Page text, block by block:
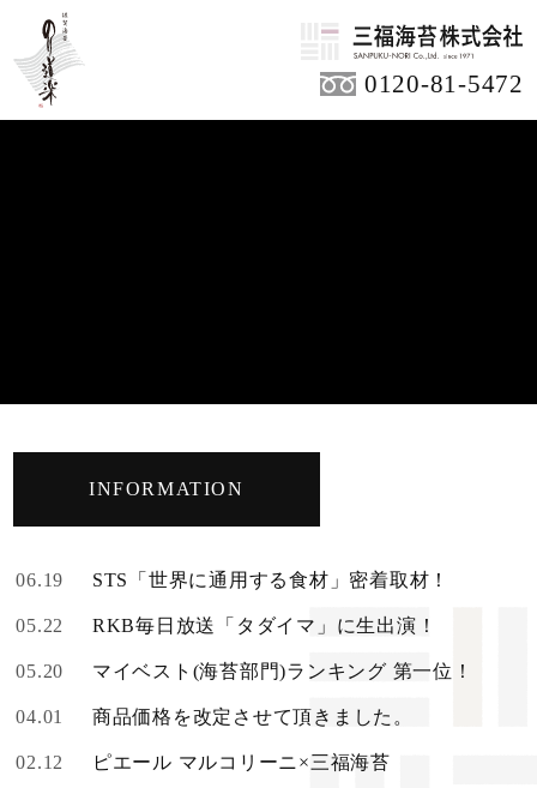
0120-81-5472
INFORMATION
06.19 STS「世界に通用する食材」密着取材！
05.22 RKB毎日放送「タダイマ」に生出演！
05.20 マイベスト(海苔部門)ランキング 第一位！
04.01 商品価格を改定させて頂きました。
02.12 ピエール マルコリーニ×三福海苔